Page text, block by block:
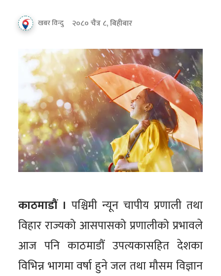
खबर विन्दु २०८० चैत्र ८, बिहीबार
काठमाडौं । पश्चिमी न्यून चापीय प्रणाली तथा
विहार राज्यको आसपासको प्रणालीको प्रभावले
आज पनि काठमाडौं उपत्यकासहित देशका
विभिन्न भागमा वर्षा हुने जल तथा मौसम विज्ञान